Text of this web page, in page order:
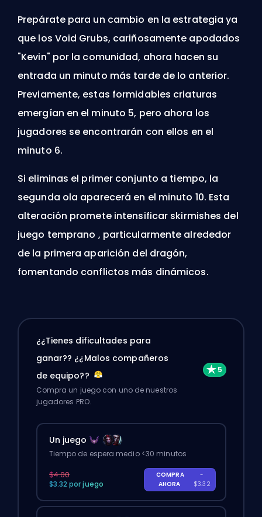
Prepárate para un cambio en la estrategia ya
que los Void Grubs, cariñosamente apodados
"Kevin" por la comunidad, ahora hacen su
entrada un minuto más tarde de lo anterior.
Previamente, estas formidables criaturas
emergían en el minuto 5, pero ahora los
jugadores se encontrarán con ellos en el
minuto 6.
Si eliminas el primer conjunto a tiempo, la
segunda ola aparecerá en el minuto 10. Esta
alteración promete intensificar skirmishes del
juego temprano , particularmente alrededor
de la primera aparición del dragón,
fomentando conflictos más dinámicos.
¿¿Tienes dificultades para
ganar?? ¿¿Malos compañeros
de equipo??
Compra un juego con uno de nuestros
jugadores PRO.
Un juego
Tiempo de espera medio <30 minutos
$4.00
$3.32 por juego
COMPRA
AHORA
-
$3.32